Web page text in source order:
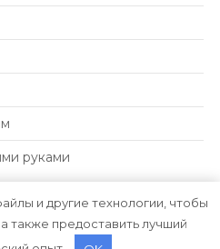
руками
и другие технологии, чтобы
также предоставить лучший